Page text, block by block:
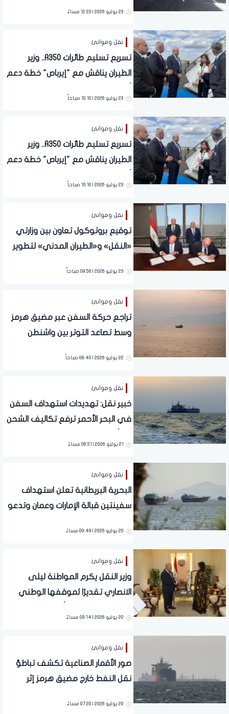
23 يوليو 2026 | 12:23 مساءً
نقل وموانئ
تسريع تسليم طائرات A350.. وزير
الطيران يناقش مع "إيرباص" خطة دعم
23 يوليو 2026 | 10:10 صباحاً
نقل وموانئ
تسريع تسليم طائرات A350.. وزير
الطيران يناقش مع "إيرباص" خطة دعم
23 يوليو 2026 | 10:10 صباحاً
نقل وموانئ
توقيع بروتوكول تعاون بين وزارتي
«النقل» و«الطيران المدني» لتطوير
23 يوليو 2026 | 09:56 صباحاً
نقل وموانئ
تراجع حركة السفن عبر مضيق هرمز
وسط تصاعد التوتر بين واشنطن
22 يوليو 2026 | 08:40 صباحاً
نقل وموانئ
خبير نقل: تهديدات استهداف السفن
في البحر الأحمر ترفع تكاليف الشحن
21 يوليو 2026 | 06:51 مساءً
نقل وموانئ
البحرية البريطانية تعلن استهداف
سفينتين قبالة الإمارات وعمان وتدعو
20 يوليو 2026 | 09:49 مساءً
نقل وموانئ
وزير النقل يكرم المواطنة ليلى
الانصاري تقديرًا لموقفها الوطني
السكك الحديدية
20 يوليو 2026 | 09:14 مساءً
نقل وموانئ
صور الأقمار الصناعية تكشف تباطؤ
نقل النفط خارج مضيق هرمز إثر
20 يوليو 2026 | 07:20 مساءً